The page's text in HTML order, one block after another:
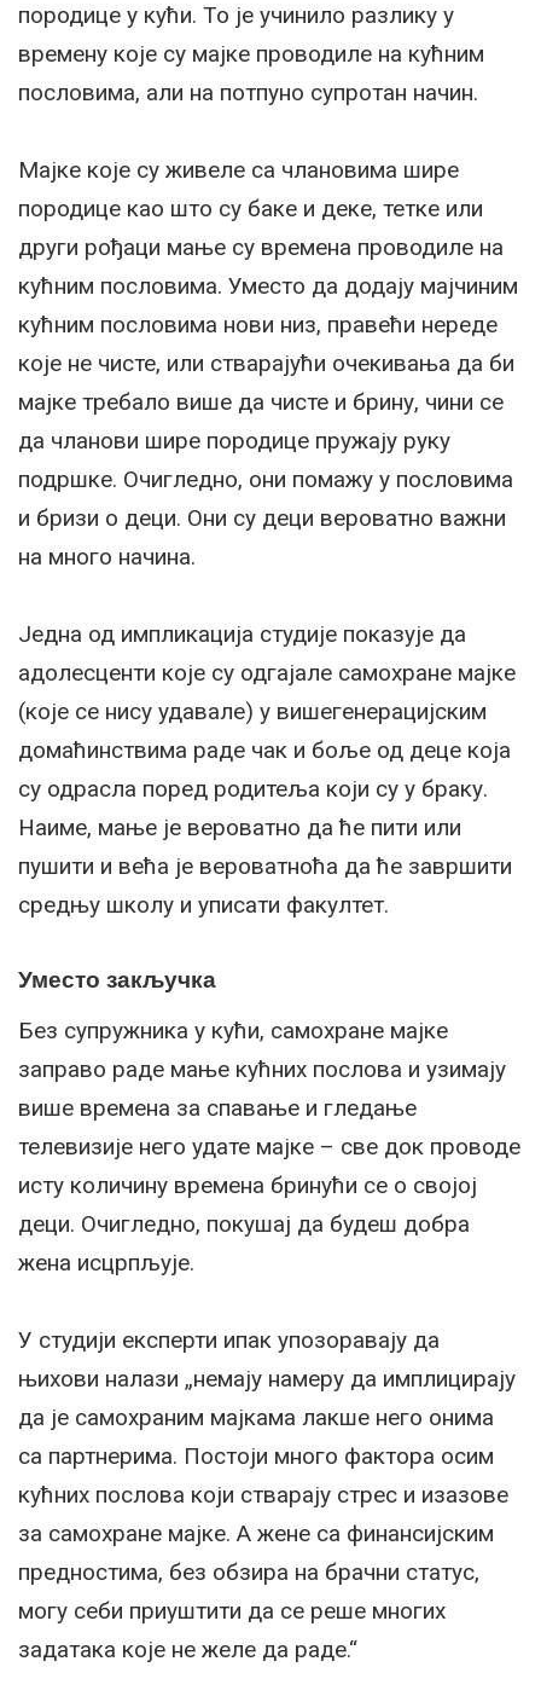
породице у кући. То је учинило разлику у
времену које су мајке проводиле на кућним
пословима, али на потпуно супротан начин.
Мајке које су живеле са члановима шире
породице као што су баке и деке, тетке или
други рођаци мање су времена проводиле на
кућним пословима. Уместо да додају мајчиним
кућним пословима нови низ, правећи нереде
које не чисте, или стварајући очекивања да би
мајке требало више да чисте и брину, чини се
да чланови шире породице пружају руку
подршке. Очигледно, они помажу у пословима
и бризи о деци. Они су деци вероватно важни
на много начина.
Једна од импликација студије показује да
адолесценти које су одгајале самохране мајке
(које се нису удавале) у вишегенерацијским
домаћинствима раде чак и боље од деце која
су одрасла поред родитеља који су у браку.
Наиме, мање је вероватно да ће пити или
пушити и већа је вероватноћа да ће завршити
средњу школу и уписати факултет.
Уместо закључка
Без супружника у кући, самохране мајке
заправо раде мање кућних послова и узимају
више времена за спавање и гледање
телевизије него удате мајке – све док проводе
исту количину времена бринући се о својој
деци. Очигледно, покушај да будеш добра
жена исцрпљује.
У студији експерти ипак упозоравају да
њихови налази „немају намеру да имплицирају
да је самохраним мајкама лакше него онима
са партнерима. Постоји много фактора осим
кућних послова који стварају стрес и изазове
за самохране мајке. А жене са финансијским
предностима, без обзира на брачни статус,
могу себи приуштити да се реше многих
задатака које не желе да раде.“